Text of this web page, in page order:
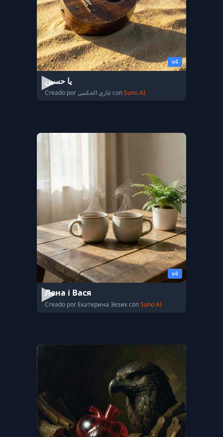
v4
يا حسين
Creado por غازي الحكمي conSuno AI
v4
Лена і Вася
Creado por Екатерина Зезик conSuno AI